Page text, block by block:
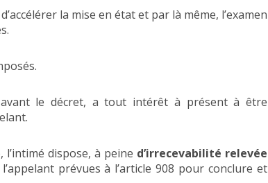
la mise en état et par là même, l’examen
avant le décret, a tout intérêt à présent à être
dispose, à peine d’irrecevabilité relevée
prévues à l’article 908 pour conclure et